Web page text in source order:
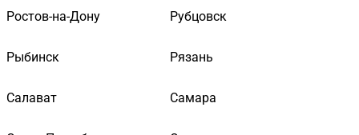
Ростов-на-Дону Рубцовск
Рыбинск Рязань
Салават Самара